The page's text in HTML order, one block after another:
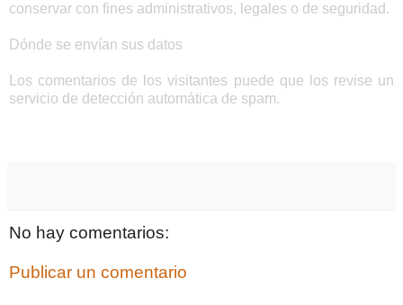
conservar con fines administrativos, legales o de seguridad.
Dónde se envían sus datos
Los comentarios de los visitantes puede que los revise un
servicio de detección automática de spam.
No hay comentarios:
Publicar un comentario